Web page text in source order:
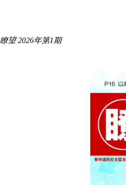
瞭望 2026年第1期